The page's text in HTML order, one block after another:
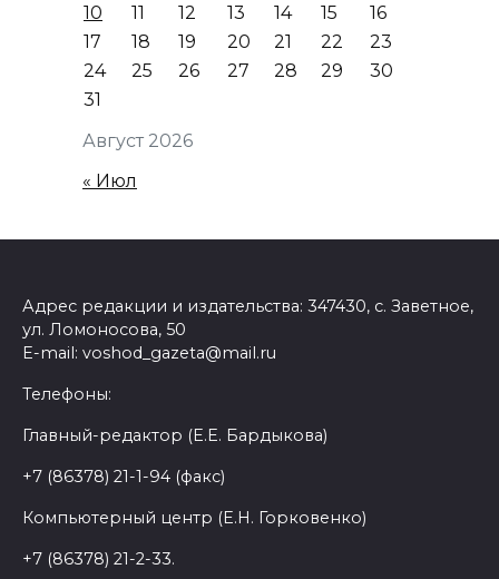
Август 2026
10
11 12 13 14 15
16
17
18 19 20 21 22
23
24
25 26 27 28 29
30
31
« Июл
Адрес редакции и издательства: 347430, с. Заветное,
ул. Ломоносова, 50
E-mail: voshod_gazeta@mail.ru
Телефоны:
Главный-редактор (Е.Е. Бардыкова)
+7 (86378) 21-1-94 (факс)
Компьютерный центр (Е.Н. Горковенко)
+7 (86378) 21-2-33.